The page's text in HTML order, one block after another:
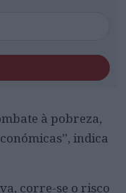
à pobreza,
indica
corre-se o risco